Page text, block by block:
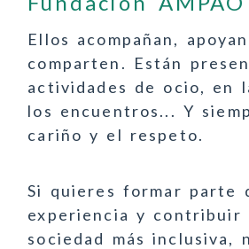
Ellos acompañan,
comparten. Están
actividades de ocio, en
los encuentros... Y
cariño y el respeto.
Si quieres formar parte
experiencia y contribuir
sociedad más inclusiva,